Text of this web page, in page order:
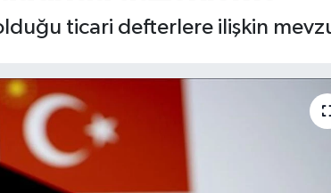
ticari defterlere ilişkin